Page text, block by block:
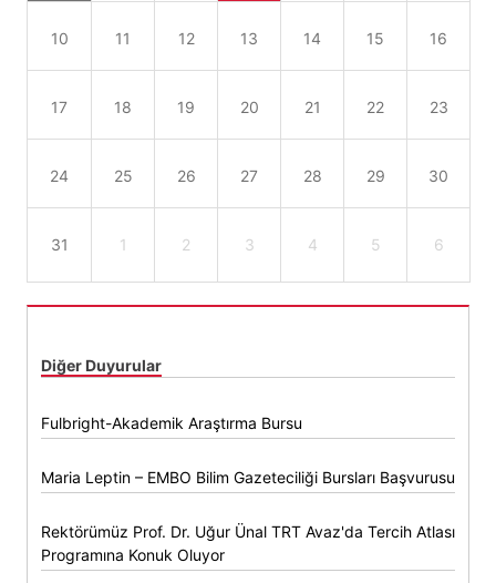
10 11 12 13 14 15 16
17 18 19 20 21 22 23
24 25 26 27 28 29 30
31 1 2 3 4 5 6
Diğer Duyurular
Fulbright-Akademik Araştırma Bursu
Maria Leptin – EMBO Bilim Gazeteciliği Bursları Başvurusu
Rektörümüz Prof. Dr. Uğur Ünal TRT Avaz'da Tercih Atlası
Programına Konuk Oluyor